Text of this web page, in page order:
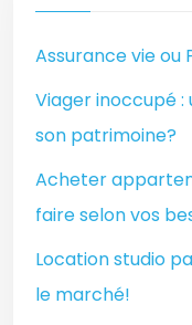
Assurance vie ou
Viager inoccupé
son patrimoine?
Acheter
faire selon vos
Location studio
le marché!